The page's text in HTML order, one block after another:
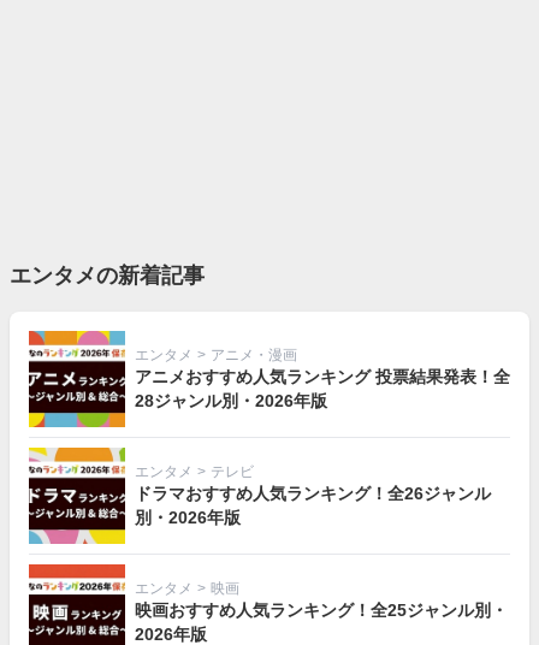
エンタメの新着記事
エンタメ > アニメ・漫画
アニメおすすめ人気ランキング 投票結果発表！全
28ジャンル別・2026年版
エンタメ > テレビ
ドラマおすすめ人気ランキング！全26ジャンル
別・2026年版
エンタメ > 映画
映画おすすめ人気ランキング！全25ジャンル別・
2026年版